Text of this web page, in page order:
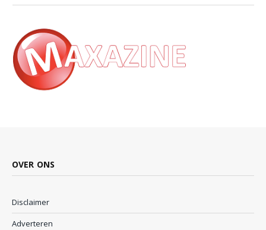
OVER ONS
Disclaimer
Adverteren